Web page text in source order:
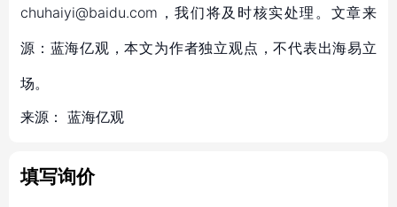
chuhaiyi@baidu.com，我们将及时核实处理。文章来
源：蓝海亿观，本文为作者独立观点，不代表出海易立
场。
来源： 蓝海亿观
填写询价